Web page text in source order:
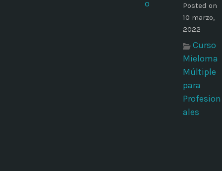
Posted on
10 marzo,
2022
Curso
Mieloma
Múltiple
para
Profesion
ales